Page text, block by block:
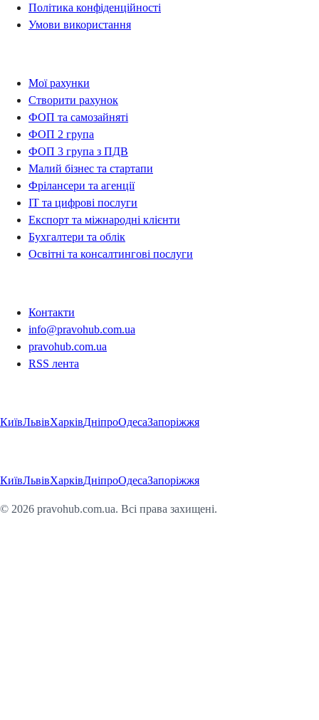
Політика конфіденційності
Умови використання
Мої рахунки
Створити рахунок
ФОП та самозайняті
ФОП 2 група
ФОП 3 група з ПДВ
Малий бізнес та стартапи
Фрілансери та агенції
IT та цифрові послуги
Експорт та міжнародні клієнти
Бухгалтери та облік
Освітні та консалтингові послуги
Контакти
info@pravohub.com.ua
pravohub.com.ua
RSS лента
КиївЛьвівХарківДніпроОдесаЗапоріжжя
КиївЛьвівХарківДніпроОдесаЗапоріжжя
© 2026 pravohub.com.ua. Всі права захищені.